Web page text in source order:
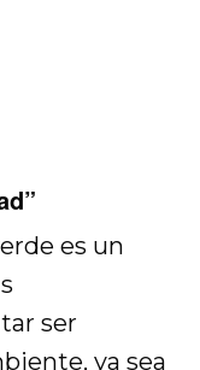
es un
ser
ya sea